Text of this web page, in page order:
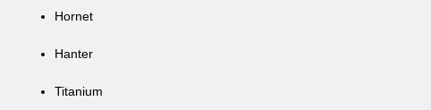
Hornet
Hanter
Titanium